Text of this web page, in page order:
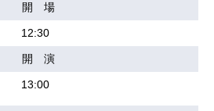
開 場
12:30
開 演
13:00